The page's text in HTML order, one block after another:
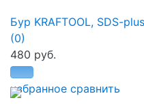
избранное сравнить
Бур KRAFTOOL, SDS-
(0)
480 руб.